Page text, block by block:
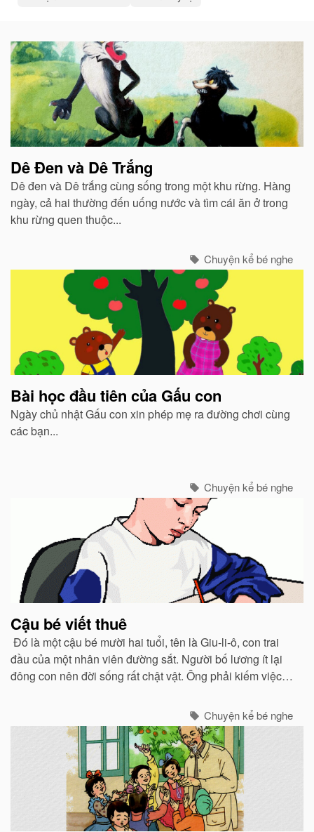
Bài
viết
liên
quan
Dê Đen và Dê Trắng
Dê đen và Dê trắng cùng sống trong một khu rừng. Hàng
ngày, cả hai thường đến uống nước và tìm cái ăn ở trong
khu rừng quen thuộc...
Chuyện kể bé nghe
Bài học đầu tiên của Gấu con
Ngày chủ nhật Gấu con xin phép mẹ ra đường chơi cùng
các bạn...
Chuyện kể bé nghe
Cậu bé viết thuê
Đó là một cậu bé mười hai tuổi, tên là Giu-li-ô, con trai
đầu của một nhân viên đường sắt. Người bố lương ít lại
đông con nên đời sống rất chật vật. Ông phải kiếm việc
Chuyện kể bé nghe